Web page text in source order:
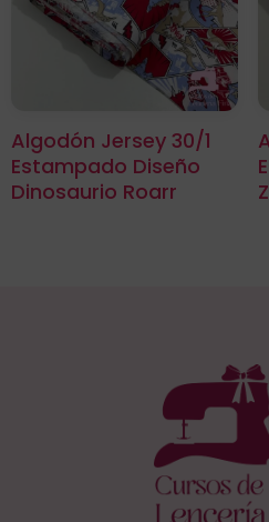
Algodón Jersey 30/1
Estampado Diseño
Dinosaurio Roarr